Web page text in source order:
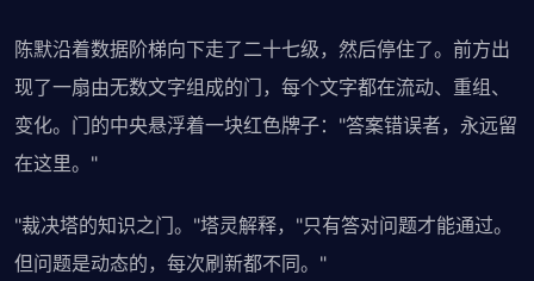
陈默沿着数据阶梯向下走了二十七级，然后停住了。前方出
现了一扇由无数文字组成的门，每个文字都在流动、重组、
变化。门的中央悬浮着一块红色牌子："答案错误者，永远留
在这里。"
"裁决塔的知识之门。"塔灵解释，"只有答对问题才能通过。
但问题是动态的，每次刷新都不同。"